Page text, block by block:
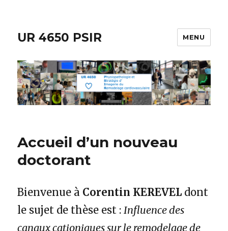
UR 4650 PSIR MENU
Accueil d’un nouveau
doctorant
Bienvenue à Corentin KEREVELdont
le sujet de thèse est :Influence des
canaux cationiques sur le remodelage de